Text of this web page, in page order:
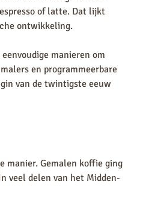
of latte. Dat lijkt
ontwikkeling.
manieren om
en programmeerbare
van de twintigste eeuw
manier. Gemalen koffie ging
veel delen van het Midden-